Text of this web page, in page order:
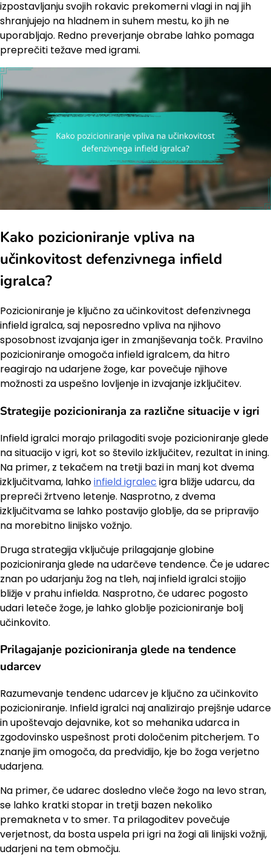
izpostavljanju svojih rokavic prekomerni vlagi in naj jih
shranjujejo na hladnem in suhem mestu, ko jih ne
uporabljajo. Redno preverjanje obrabe lahko pomaga
preprečiti težave med igrami.
Kako pozicioniranje vpliva na
učinkovitost defenzivnega infield
igralca?
Pozicioniranje je ključno za učinkovitost defenzivnega
infield igralca, saj neposredno vpliva na njihovo
sposobnost izvajanja iger in zmanjševanja točk. Pravilno
pozicioniranje omogoča infield igralcem, da hitro
reagirajo na udarjene žoge, kar povečuje njihove
možnosti za uspešno lovljenje in izvajanje izključitev.
Strategije pozicioniranja za različne situacije v igri
Infield igralci morajo prilagoditi svoje pozicioniranje glede
na situacijo v igri, kot so število izključitev, rezultat in ining.
Na primer, z tekačem na tretji bazi in manj kot dvema
izključitvama, lahkoinfield igralec igra bližje udarcu, da
prepreči žrtveno letenje. Nasprotno, z dvema
izključitvama se lahko postavijo globlje, da se pripravijo
na morebitno linijsko vožnjo.
Druga strategija vključuje prilagajanje globine
pozicioniranja glede na udarčeve tendence. Če je udarec
znan po udarjanju žog na tleh, naj infield igralci stojijo
bližje v prahu infielda. Nasprotno, če udarec pogosto
udari leteče žoge, je lahko globlje pozicioniranje bolj
učinkovito.
Prilagajanje pozicioniranja glede na tendence
udarcev
Razumevanje tendenc udarcev je ključno za učinkovito
pozicioniranje. Infield igralci naj analizirajo prejšnje udarce
in upoštevajo dejavnike, kot so mehanika udarca in
zgodovinsko uspešnost proti določenim pitcherjem. To
znanje jim omogoča, da predvidijo, kje bo žoga verjetno
udarjena.
Na primer, če udarec dosledno vleče žogo na levo stran,
se lahko kratki stopar in tretji bazen nekoliko
premakneta v to smer. Ta prilagoditev povečuje
verjetnost, da bosta uspela pri igri na žogi ali linijski vožnji,
udarjeni na tem območju.